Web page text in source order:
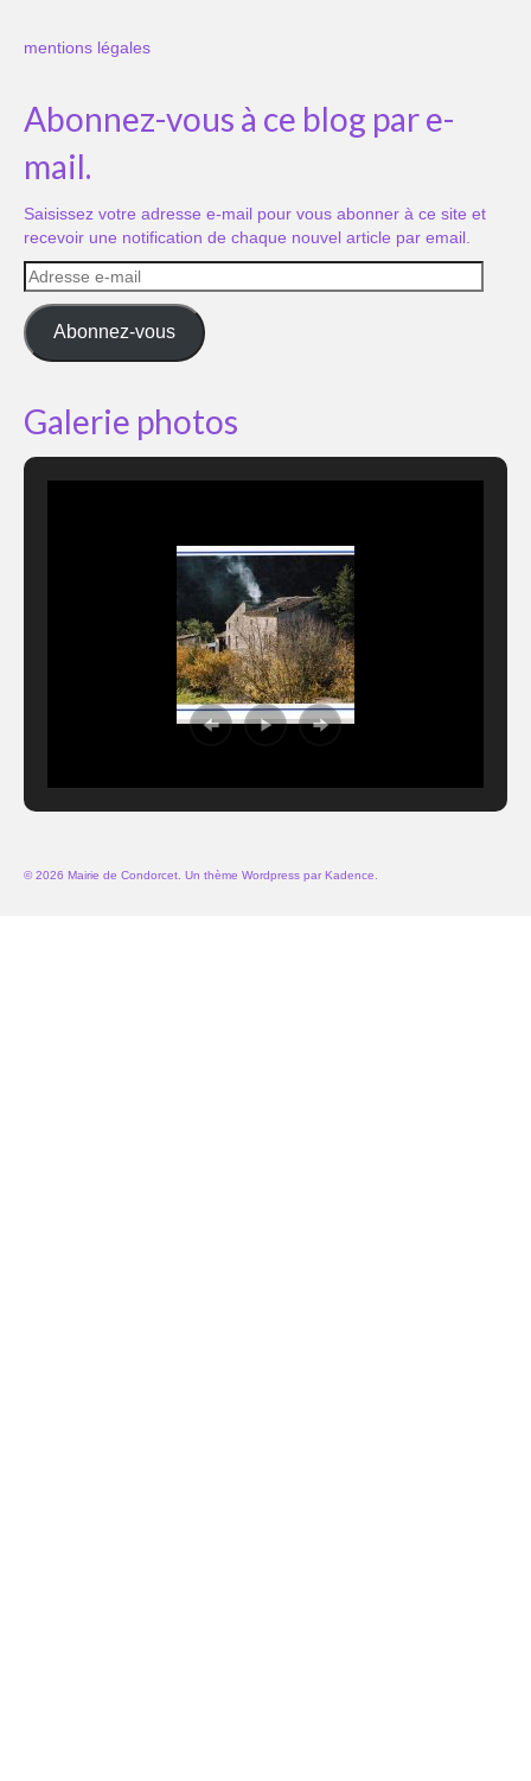
mentions légales
Abonnez-vous à ce blog par e-
mail.
Saisissez votre adresse e-mail pour vous abonner à ce site et
recevoir une notification de chaque nouvel article par email.
Adresse
e-
mail
Abonnez-vous
Galerie photos
© 2026 Mairie de Condorcet. Un thème Wordpress par Kadence.